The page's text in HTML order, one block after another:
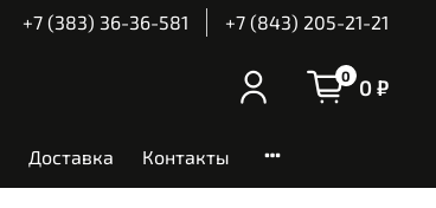
+7 (383) 36-36-581 +7 (843) 205-21-21
0 0 ₽
Доставка Контакты